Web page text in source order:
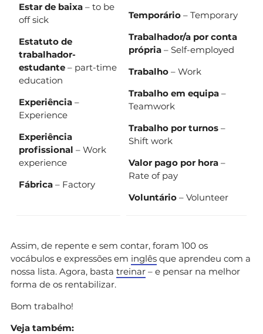
Estar de baixa – to be
off sick
Estatuto de
trabalhador-
estudante – part-time
education
Experiência –
Experience
Experiência
profissional – Work
experience
Fábrica – Factory
Temporário – Temporary
Trabalhador/a por conta
própria – Self-employed
Trabalho – Work
Trabalho em equipa –
Teamwork
Trabalho por turnos –
Shift work
Valor pago por hora –
Rate of pay
Voluntário – Volunteer
Assim, de repente e sem contar, foram 100 os
vocábulos e expressões em inglês que aprendeu com a
nossa lista. Agora, basta treinar – e pensar na melhor
forma de os rentabilizar.
Bom trabalho!
Veja também: